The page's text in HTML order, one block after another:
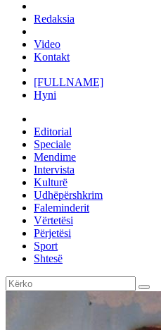
Redaksia
Video
Kontakt
[FULLNAME]
Hyni
Editorial
Speciale
Mendime
Intervista
Kulturë
Udhëpërshkrim
Faleminderit
Vërtetësi
Përjetësi
Sport
Shtesë